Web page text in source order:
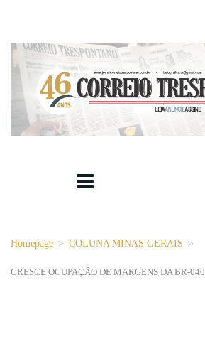
Homepage > COLUNA MINAS GERAIS >
CRESCE OCUPAÇÃO DE MARGENS DA BR-040